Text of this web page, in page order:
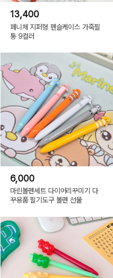
13,400
페니체 지퍼형 펜슬케이스 가죽필
통 9컬러
6,000
마린볼펜세트 다이어리꾸미기 다
꾸용품 필기도구 볼펜 선물